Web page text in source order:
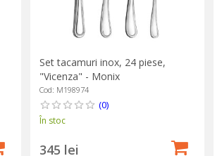
Set tacamuri inox, 24 piese,
"Vicenza" - Monix
Cod: M198974
(0)
În stoc
345 lei